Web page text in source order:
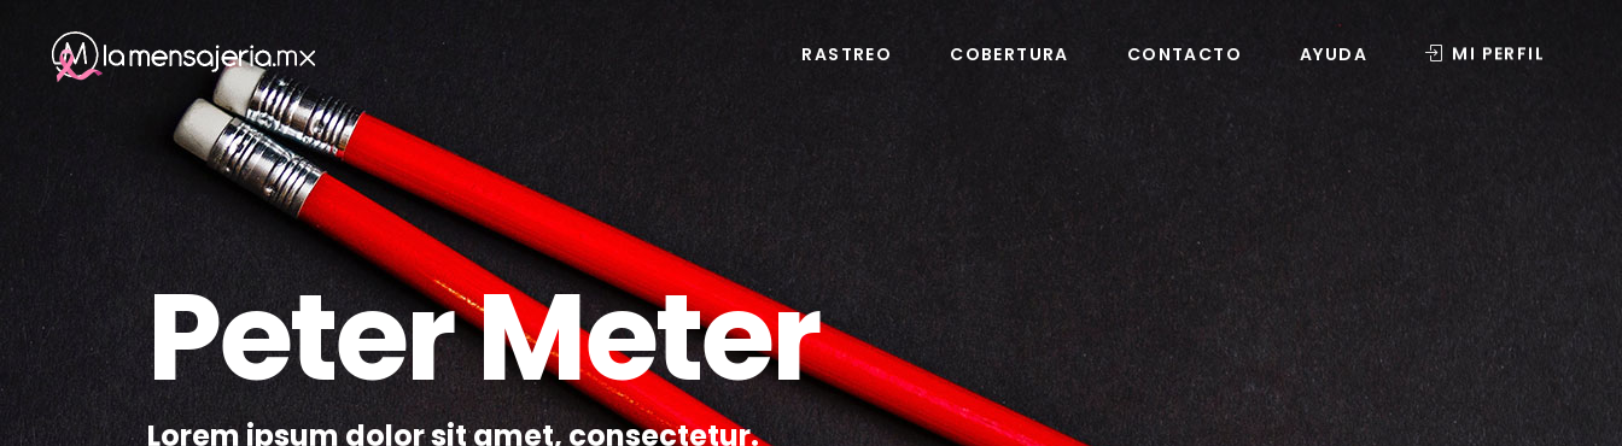
RASTREO COBERTURA CONTACTO AYUDA MI PERFIL
Peter Meter
Lorem ipsum dolor sit amet, consectetur.